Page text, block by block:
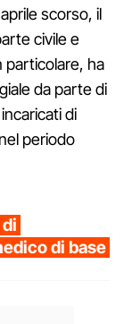
scorso, il
civile e
particolare, ha
da parte di
di
periodo
di base